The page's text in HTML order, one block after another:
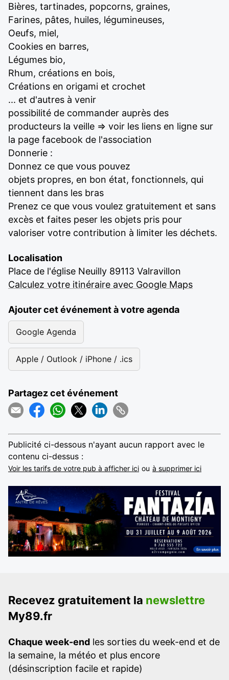
Bières, tartinades, popcorns, graines,
Farines, pâtes, huiles, légumineuses,
Oeufs, miel,
Cookies en barres,
Légumes bio,
Rhum, créations en bois,
Créations en origami et crochet
... et d'autres à venir
possibilité de commander auprès des
producteurs la veille => voir les liens en ligne sur
la page facebook de l'association
Donnerie :
Donnez ce que vous pouvez
objets propres, en bon état, fonctionnels, qui
tiennent dans les bras
Prenez ce que vous voulez gratuitement et sans
excès et faites peser les objets pris pour
valoriser votre contribution à limiter les déchets.
Localisation
Place de l'église Neuilly 89113 Valravillon
Calculez votre itinéraire avec Google Maps
Ajouter cet événement à votre agenda
Google Agenda
Apple / Outlook / iPhone / .ics
Partagez cet événement
Publicité ci-dessous n'ayant aucun rapport avec le
contenu ci-dessus :
Voir les tarifs de votre pub à afficher ici ou à supprimer ici
Recevez gratuitement la newslettre
My89.fr
Chaque week-end les sorties du week-end et de
la semaine, la météo et plus encore
(désinscription facile et rapide)